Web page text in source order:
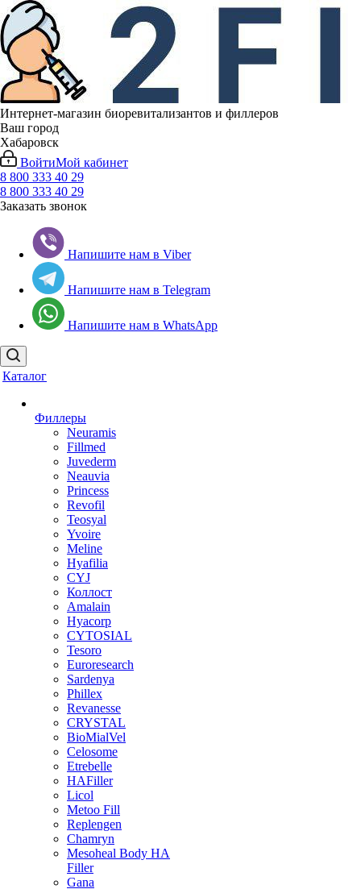
Интернет-магазин биоревитализантов и филлеров
Ваш город
Хабаровск
ВойтиМой кабинет
8 800 333 40 29
8 800 333 40 29
Заказать звонок
Напишите нам в Viber
Напишите нам в Telegram
Напишите нам в WhatsApp
Каталог
Филлеры
Neuramis
Fillmed
Juvederm
Neauvia
Princess
Revofil
Teosyal
Yvoire
Meline
Hyafilia
CYJ
Коллост
Amalain
Hyacorp
CYTOSIAL
Tesoro
Euroresearch
Sardenya
Phillex
Revanesse
CRYSTAL
BioMialVel
Celosome
Etrebelle
HAFiller
Licol
Metoo Fill
Replengen
Chamryn
Mesoheal Body HA
Filler
Gana